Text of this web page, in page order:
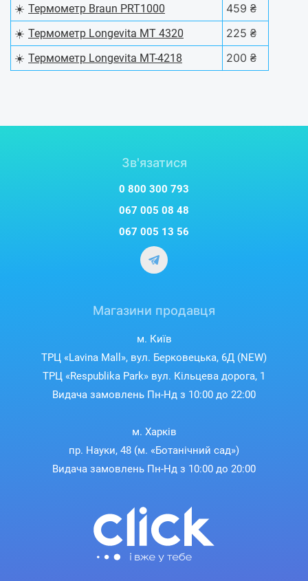
☀️ Термометр Braun PRT1000
459 ₴
☀️ Термометр Longevita MT 4320
225 ₴
☀️ Термометр Longevita MT-4218 200 ₴
Зв'язатися
0 800 300 793
067 005 08 48
067 005 13 56
Магазини продавця
м. Київ
ТРЦ «Lavina Mall», вул. Берковецька, 6Д (NEW)
ТРЦ «Respublika Park» вул. Кільцева дорога, 1
Видача замовлень Пн-Нд з 10:00 до 22:00
м. Харків
пр. Науки, 48 (м. «Ботанічний сад»)
Видача замовлень Пн-Нд з 10:00 до 20:00